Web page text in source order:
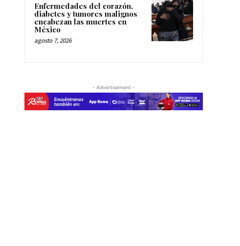
Enfermedades del corazón,
diabetes y tumores malignos
encabezan las muertes en
México
agosto 7, 2026
- Advertisement -